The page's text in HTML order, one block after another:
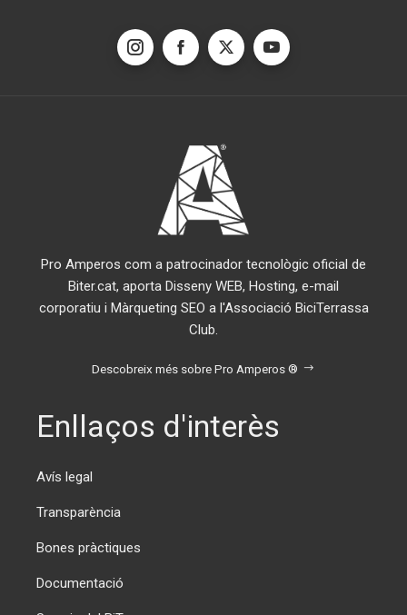
Pro Amperos com a patrocinador tecnològic oficial de
Biter.cat, aporta Disseny WEB, Hosting, e-mail
corporatiu i Màrqueting SEO a l'Associació BiciTerrassa
Club.
Descobreix més sobre Pro Amperos ®
Enllaços d'interès
Avís legal
Transparència
Bones pràctiques
Documentació